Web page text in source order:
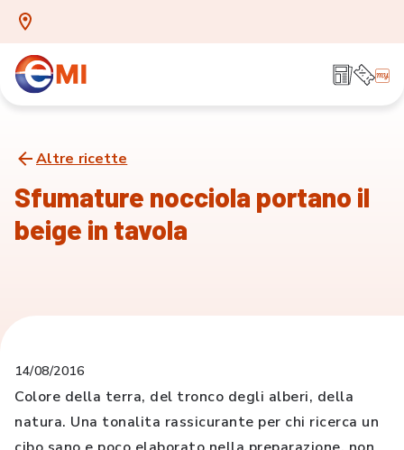
Altre ricette
Sfumature nocciola portano il
beige in tavola
14/08/2016
Colore della terra, del tronco degli alberi, della
natura. Una tonalita rassicurante per chi ricerca un